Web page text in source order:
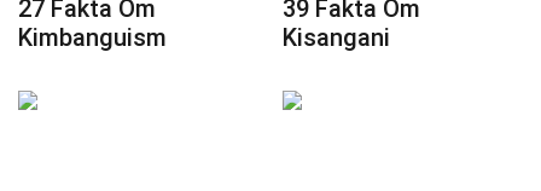
27 Fakta Om
Kimbanguism
39 Fakta Om
Kisangani